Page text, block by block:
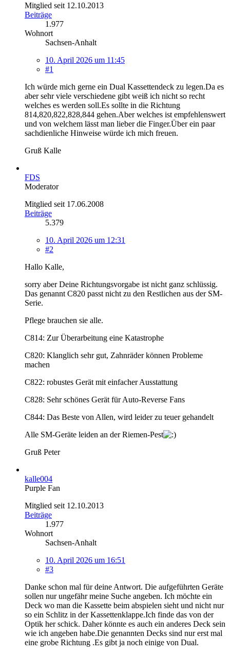
Mitglied seit 12.10.2013
Beiträge
1.977
Wohnort
Sachsen-Anhalt
10. April 2026 um 11:45
#1
Ich würde mich gerne ein Dual Kassettendeck zu legen.Da es
aber sehr viele verschiedene gibt weiß ich nicht so recht
welches es werden soll.Es sollte in die Richtung
814,820,822,828,844 gehen.Aber welches ist empfehlenswert
und von welchem lässt man lieber die Finger.Über ein paar
sachdienliche Hinweise würde ich mich freuen.
Gruß Kalle
FDS
Moderator
Mitglied seit 17.06.2008
Beiträge
5.379
10. April 2026 um 12:31
#2
Hallo Kalle,
sorry aber Deine Richtungsvorgabe ist nicht ganz schlüssig.
Das genannt C820 passt nicht zu den Restlichen aus der SM-
Serie.
Pflege brauchen sie alle.
C814: Zur Überarbeitung eine Katastrophe
C820: Klanglich sehr gut, Zahnräder können Probleme
machen
C822: robustes Gerät mit einfacher Ausstattung
C828: Sehr schönes Gerät für Auto-Reverse Fans
C844: Das Beste von Allen, wird leider zu teuer gehandelt
Alle SM-Geräte leiden an der Riemen-Pest
Gruß Peter
kalle004
Purple Fan
Mitglied seit 12.10.2013
Beiträge
1.977
Wohnort
Sachsen-Anhalt
10. April 2026 um 16:51
#3
Danke schon mal für deine Antwort. Die aufgeführten Geräte
sollen nur ungefähr meine Suche angeben. Ich möchte ein
Deck wo man die Kassette beim abspielen sieht und nicht nur
so ein Schlitz in der Kassettenklappe.Ich finde das von der
Optik her schick. Daher könnte es auch ein anderes Deck sein
wie ich angeben habe.Die genannten Decks sind nur erst mal
eine grobe Richtung .Es gibt ja noch einige von Dual.